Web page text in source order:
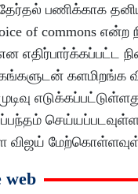
பணிக்காக
of commons
களமிறங்க
முடிவு
விஜய்
web